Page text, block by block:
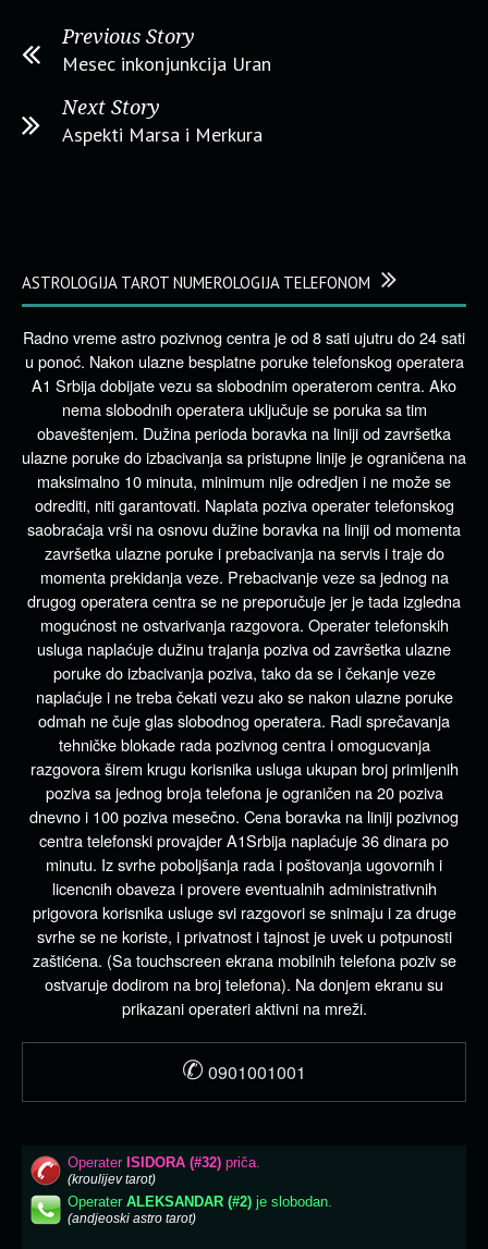
Previous Story
Mesec inkonjunkcija Uran
Next Story
Aspekti Marsa i Merkura
ASTROLOGIJA TAROT NUMEROLOGIJA TELEFONOM
Radno vreme astro pozivnog centra je od 8 sati ujutru do 24 sati
u ponoć. Nakon ulazne besplatne poruke telefonskog operatera
A1 Srbija dobijate vezu sa slobodnim operaterom centra. Ako
nema slobodnih operatera uključuje se poruka sa tim
obaveštenjem. Dužina perioda boravka na liniji od završetka
ulazne poruke do izbacivanja sa pristupne linije je ograničena na
maksimalno 10 minuta, minimum nije odredjen i ne može se
odrediti, niti garantovati. Naplata poziva operater telefonskog
saobraćaja vrši na osnovu dužine boravka na liniji od momenta
završetka ulazne poruke i prebacivanja na servis i traje do
momenta prekidanja veze. Prebacivanje veze sa jednog na
drugog operatera centra se ne preporučuje jer je tada izgledna
mogućnost ne ostvarivanja razgovora. Operater telefonskih
usluga naplaćuje dužinu trajanja poziva od završetka ulazne
poruke do izbacivanja poziva, tako da se i čekanje veze
naplaćuje i ne treba čekati vezu ako se nakon ulazne poruke
odmah ne čuje glas slobodnog operatera. Radi sprečavanja
tehničke blokade rada pozivnog centra i omogucvanja
razgovora širem krugu korisnika usluga ukupan broj primljenih
poziva sa jednog broja telefona je ograničen na 20 poziva
dnevno i 100 poziva mesečno. Cena boravka na liniji pozivnog
centra telefonski provajder A1Srbija naplaćuje 36 dinara po
minutu. Iz svrhe poboljšanja rada i poštovanja ugovornih i
licencnih obaveza i provere eventualnih administrativnih
prigovora korisnika usluge svi razgovori se snimaju i za druge
svrhe se ne koriste, i privatnost i tajnost je uvek u potpunosti
zaštićena. (Sa touchscreen ekrana mobilnih telefona poziv se
ostvaruje dodirom na broj telefona). Na donjem ekranu su
prikazani operateri aktivni na mreži.
✆ 0901001001